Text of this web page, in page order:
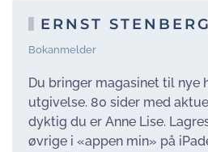
ERNST STENBERG
Bokanmelder
Du bringer magasinet til nye
utgivelse. 80 sider med
dyktig du er Anne Lise.
øvrige i «appen min» på